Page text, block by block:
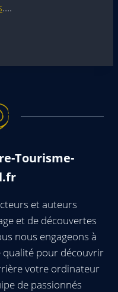
….
Tourisme-
et auteurs
et de découvertes
nous engageons à
pour découvrir
votre ordinateur
de passionnés